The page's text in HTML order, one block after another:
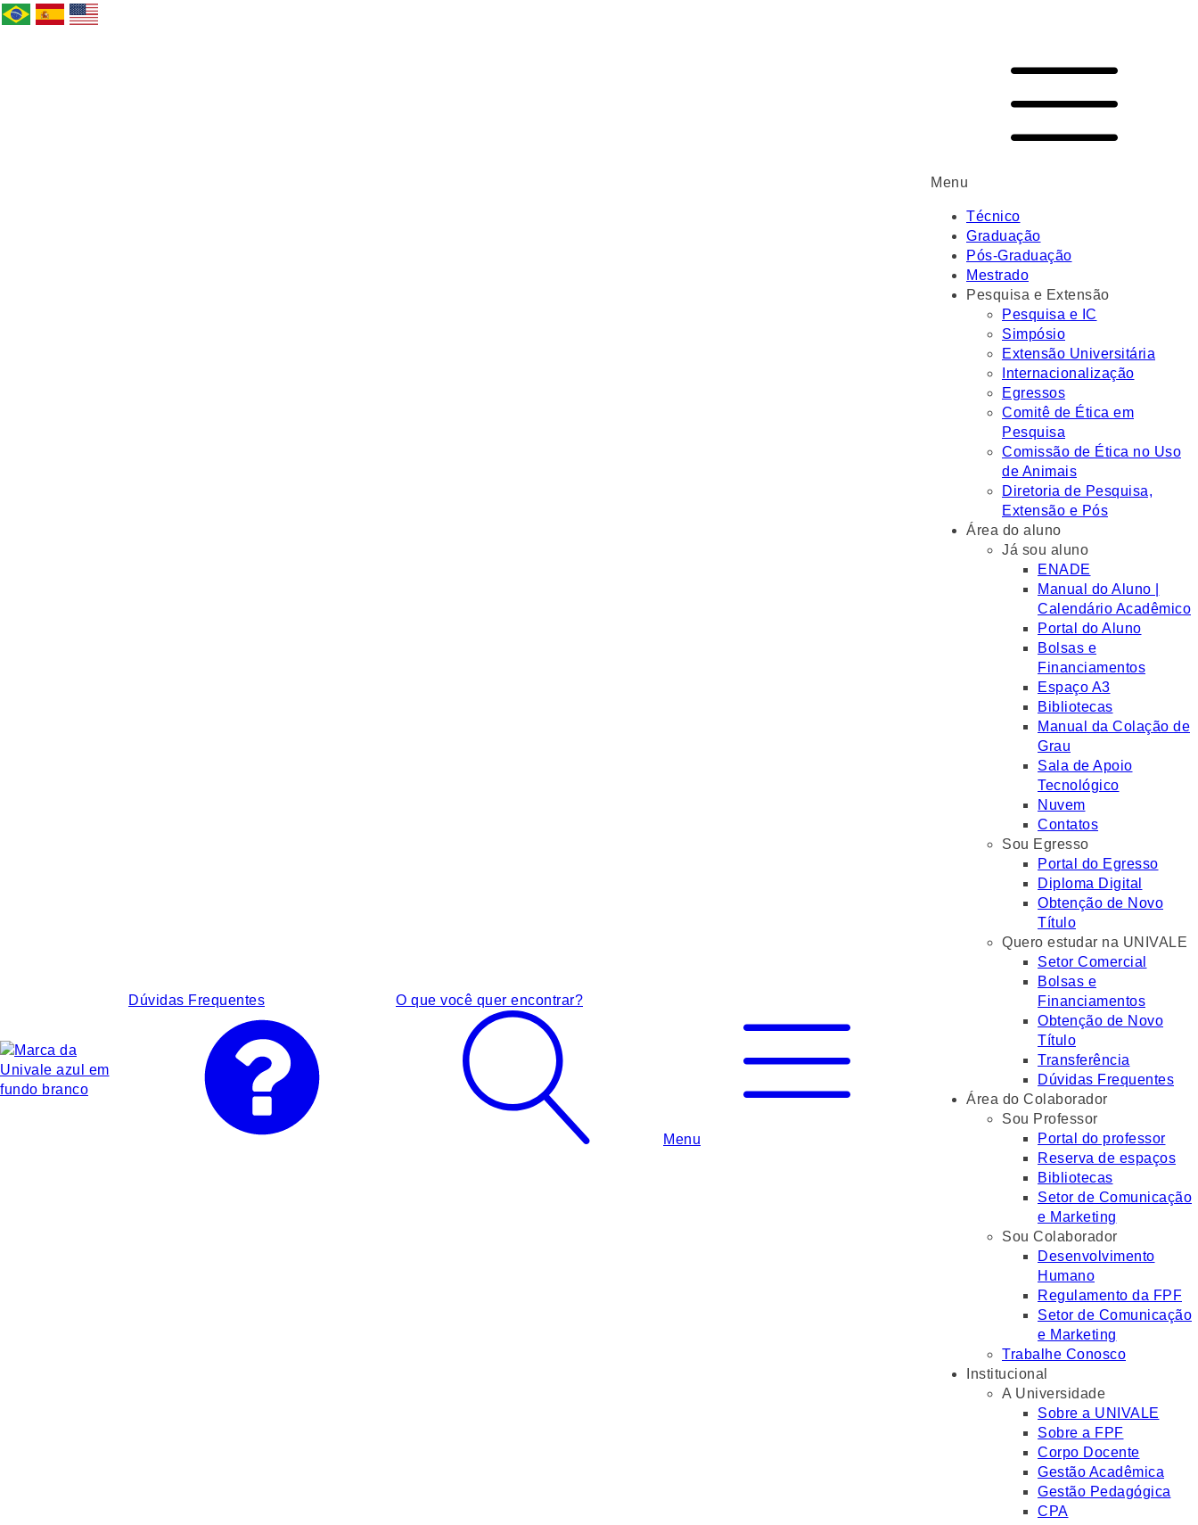
Dúvidas Frequentes O que você quer encontrar?
Menu
Menu
Técnico
Graduação
Pós-Graduação
Mestrado
Pesquisa e Extensão
Pesquisa e IC
Simpósio
Extensão Universitária
Internacionalização
Egressos
Comitê de Ética em
Pesquisa
Comissão de Ética no Uso
de Animais
Diretoria de Pesquisa,
Extensão e Pós
Área do aluno
Já sou aluno
ENADE
Manual do Aluno |
Calendário Acadêmico
Portal do Aluno
Bolsas e
Financiamentos
Espaço A3
Bibliotecas
Manual da Colação de
Grau
Sala de Apoio
Tecnológico
Nuvem
Contatos
Sou Egresso
Portal do Egresso
Diploma Digital
Obtenção de Novo
Título
Quero estudar na UNIVALE
Setor Comercial
Bolsas e
Financiamentos
Obtenção de Novo
Título
Transferência
Dúvidas Frequentes
Área do Colaborador
Sou Professor
Portal do professor
Reserva de espaços
Bibliotecas
Setor de Comunicação
e Marketing
Sou Colaborador
Desenvolvimento
Humano
Regulamento da FPF
Setor de Comunicação
e Marketing
Trabalhe Conosco
Institucional
A Universidade
Sobre a UNIVALE
Sobre a FPF
Corpo Docente
Gestão Acadêmica
Gestão Pedagógica
CPA